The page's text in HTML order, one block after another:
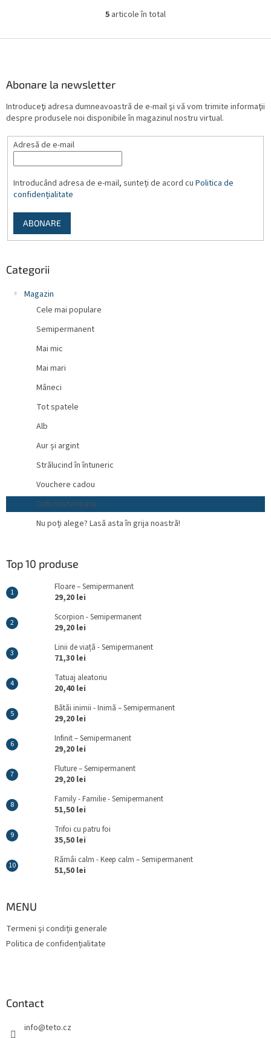
C
n
u
l
l
i
r
5 articole în total
Abonare la newsletter
Introduceţi adresa dumneavoastră de e-mail şi vă vom trimite informaţii
despre produsele noi disponibile în magazinul nostru virtual.
Adresă de e-mail
Introducând adresa de e-mail, sunteți de acord cu Politica de
confidențialitate
ABONARE
Categorii
Magazin
Cele mai populare
Semipermanent
Mai mic
Mai mari
Mâneci
Tot spatele
Alb
Aur și argint
Strălucind în întuneric
Vouchere cadou
Cutii misterioase
Nu poți alege? Lasă asta în grija noastră!
Top 10 produse
Floare – Semipermanent
29,20 lei
Scorpion - Semipermanent
29,20 lei
Linii de viață - Semipermanent
71,30 lei
Tatuaj aleatoriu
20,40 lei
Bătăi inimii - Inimă – Semipermanent
29,20 lei
Infinit – Semipermanent
29,20 lei
Fluture – Semipermanent
29,20 lei
Family - Familie - Semipermanent
51,50 lei
Trifoi cu patru foi
35,50 lei
Rămâi calm - Keep calm – Semipermanent
51,50 lei
MENU
Termeni și condiții generale
Politica de confidențialitate
Contact
info@teto.cz